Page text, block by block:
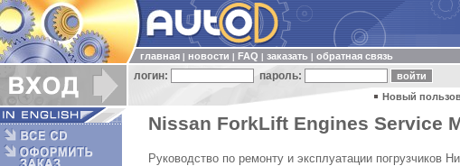
главная новости FAQ заказать обратная связь
логин: пароль:
Новый
Nissan ForkLift Engines Service
Руководство по ремонту и эксплуатации погрузчиков